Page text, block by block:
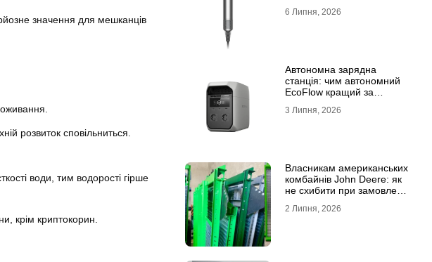
значення для мешканців
розвиток сповільниться.
води, тим водорості гірше
крім криптокорин.
6 Липня, 2026
Автономна зарядна
станція: чим автономний
EcoFlow кращий за
3 Липня, 2026
Власникам американських
комбайнів John Deere: як
не схибити при замовленні
2 Липня, 2026